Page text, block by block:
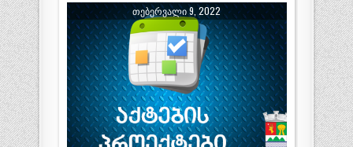
ᲗᲔᲑᲔᲠᲕᲐᲚᲘ 9, 2022